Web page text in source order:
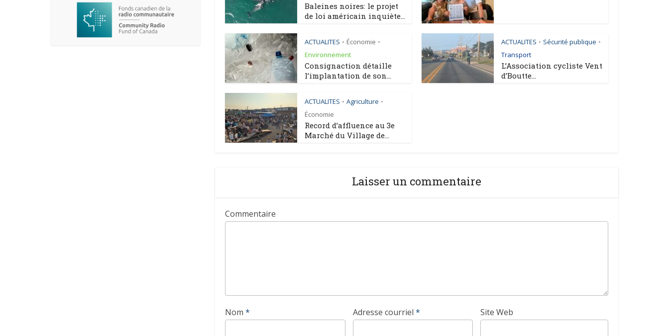
Baleines noires: le projet
de loi américain inquiète...
ACTUALITES • Économie •
Environnement
Consignaction détaille
l’implantation de son...
ACTUALITES • Sécurité publique •
Transport
L’Association cycliste Vent
d’Boutte...
ACTUALITES • Agriculture •
Économie
Record d’affluence au 3e
Marché du Village de...
Laisser un commentaire
Commentaire
Nom * Adresse courriel * Site Web